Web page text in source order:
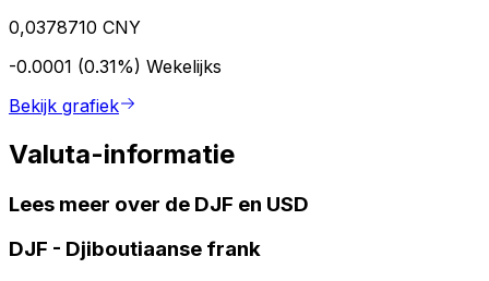
0,0378710 CNY
-0.0001 (0.31%) Wekelijks
Bekijk grafiek
Valuta-informatie
Lees meer over de DJF en USD
DJF - Djiboutiaanse frank